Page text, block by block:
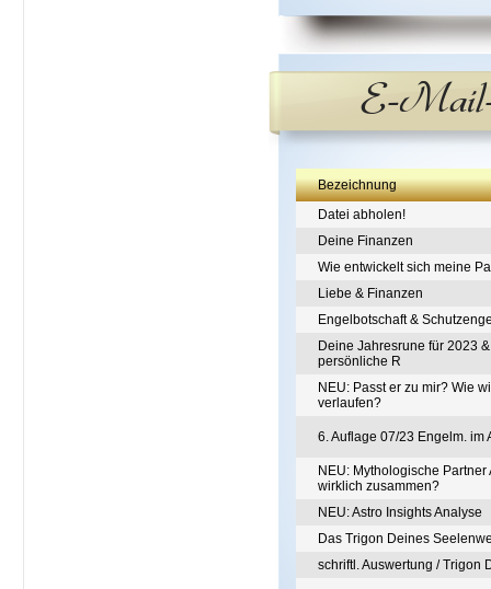
E-Mail-
Bezeichnung
Datei abholen!
Deine Finanzen
Wie entwickelt sich meine
Liebe & Finanzen
Engelbotschaft &
Deine Jahresrune für 2023
persönliche R
NEU: Passt er zu mir? Wie
verlaufen?
6. Auflage 07/23 Engelm. im
NEU: Mythologische
wirklich zusammen?
NEU: Astro Insights Analyse
Das Trigon Deines
schriftl. Auswertung / Trigon